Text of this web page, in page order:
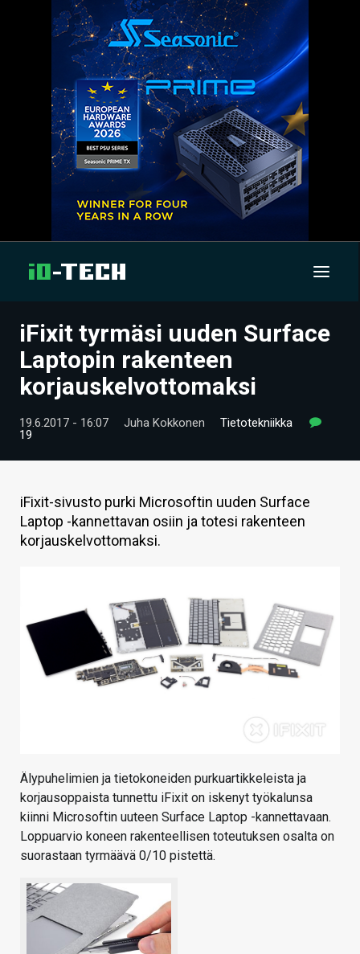
UUTISET
ARTIKKELIT
VIDEOT
HINTA.FI
KAUPPA
HAKU
iFixit tyrmäsi uuden Surface
Laptopin rakenteen
korjauskelvottomaksi
19.6.2017 - 16:07 Juha Kokkonen
Tietotekniikka
19
iFixit-sivusto purki Microsoftin uuden Surface
Laptop -kannettavan osiin ja totesi rakenteen
korjauskelvottomaksi.
Älypuhelimien ja tietokoneiden purkuartikkeleista ja
korjausoppaista tunnettu iFixit on iskenyt työkalunsa
kiinni Microsoftin uuteen Surface Laptop -kannettavaan.
Loppuarvio koneen rakenteellisen toteutuksen osalta on
suorastaan tyrmäävä 0/10 pistettä.